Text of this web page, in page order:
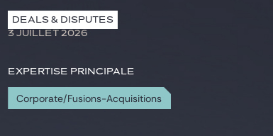
DEALS & DISPUTES
3 JUILLET 2026
Expertise principale
Corporate/Fusions-Acquisitions